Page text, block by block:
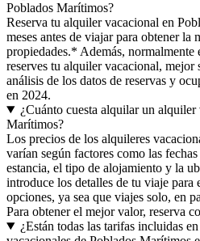
Poblados Marítimos?
Reserva tu alquiler vacacional en
meses antes de viajar para obtener la
propiedades.* Además, normalmente
reserves tu alquiler vacacional, mejor
análisis de los datos de reservas y
en 2024.
¿Cuánto cuesta alquilar un
Marítimos?
Los precios de los alquileres
varían según factores como las
estancia, el tipo de alojamiento y la
introduce los detalles de tu viaje para
opciones, ya sea que viajes solo, en
Para obtener el mejor valor, reserva
¿Están todas las tarifas incluidas